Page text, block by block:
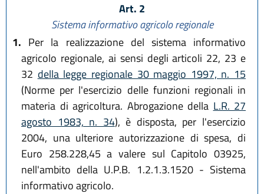
Art. 2
Sistema informativo agricolo regionale
1. Per la realizzazione del sistema informativo
agricolo regionale, ai sensi degli articoli 22, 23 e
32 della legge regionale 30 maggio 1997, n. 15
(Norme per l'esercizio delle funzioni regionali in
materia di agricoltura. Abrogazione della L.R. 27
agosto 1983, n. 34), è disposta, per l'esercizio
2004, una ulteriore autorizzazione di spesa, di
Euro 258.228,45 a valere sul Capitolo 03925,
nell'ambito della U.P.B. 1.2.1.3.1520 - Sistema
informativo agricolo.